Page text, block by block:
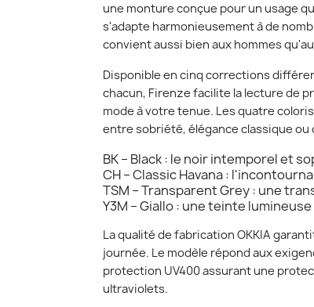
une monture conçue pour un usage
s'adapte harmonieusement à de
convient aussi bien aux hommes
Disponible en cinq corrections
chacun, Firenze facilite la lecture de
mode à votre tenue. Les quatre
entre sobriété, élégance classique ou
BK – Black : le noir intemporel et
CH – Classic Havana :
TSM – Transparent Grey : une
Y3M – Giallo : une teinte
La qualité de fabrication OKKIA
journée. Le modèle répond aux
protection UV400 assurant une
ultraviolets.